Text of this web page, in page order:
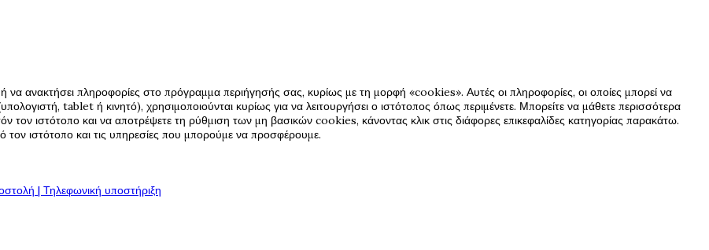
να ανακτήσει πληροφορίες στο πρόγραμμα περιήγησής σας, κυρίως με τη μορφή «cookies». Αυτές οι πληροφορίες, οι οποίες μπορεί να
tablet ή κινητό), χρησιμοποιούνται κυρίως για να λειτουργήσει ο ιστότοπος όπως περιμένετε. Μπορείτε να μάθετε περισσότερα
τον ιστότοπο και να αποτρέψετε τη ρύθμιση των μη βασικών cookies, κάνοντας κλικ στις διάφορες επικεφαλίδες κατηγορίας παρακάτω.
τον ιστότοπο και τις υπηρεσίες που μπορούμε να προσφέρουμε.
| Τηλεφωνική υποστήριξη